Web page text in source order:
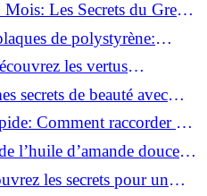
Les Secrets du Green
de polystyrène:
sans effort !
les vertus
de coco!
secrets de beauté avec
Comment raccorder un
l’huile d’amande douce :
les secrets pour un